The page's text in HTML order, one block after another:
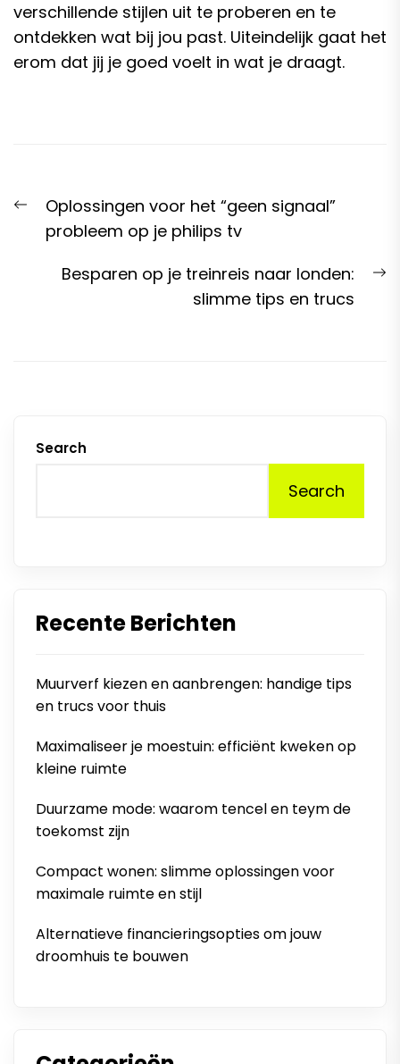
verschillende stijlen uit te proberen en te
ontdekken wat bij jou past. Uiteindelijk gaat het
erom dat jij je goed voelt in wat je draagt.
navigation
Previous
post:
Oplossingen voor het “geen signaal”
probleem op je philips tv
Besparen op je treinreis naar londen:
slimme tips en trucs
Search
Search
Recente Berichten
Muurverf kiezen en aanbrengen: handige tips
en trucs voor thuis
Maximaliseer je moestuin: efficiënt kweken op
kleine ruimte
Duurzame mode: waarom tencel en teym de
toekomst zijn
Compact wonen: slimme oplossingen voor
maximale ruimte en stijl
Alternatieve financieringsopties om jouw
droomhuis te bouwen